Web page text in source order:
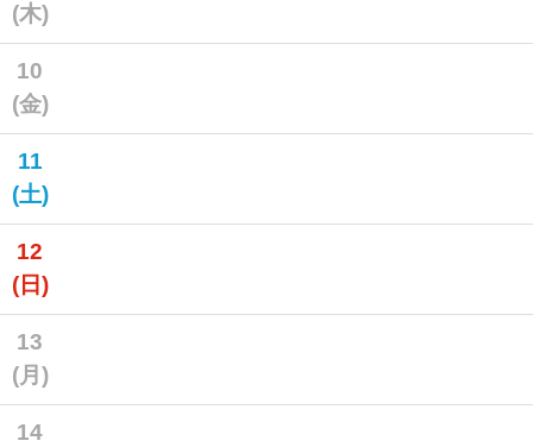
(木)
10
(金)
11
(土)
12
(日)
13
(月)
14